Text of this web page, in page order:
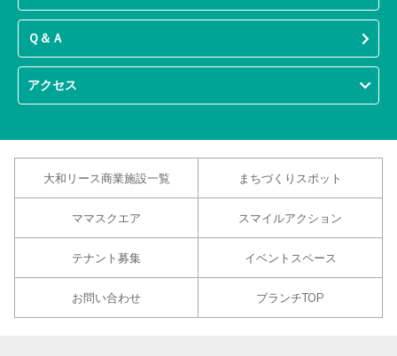
Ｑ＆Ａ
アクセス
大和リース商業施設一覧 まちづくりスポット
ママスクエア スマイルアクション
テナント募集 イベントスペース
お問い合わせ ブランチTOP